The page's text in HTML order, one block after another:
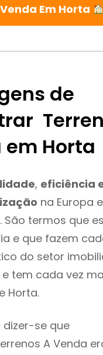
Venda Em Horta
de
Horta
, eficiência
na Europa
São termos que
e que fazem
do setor
tem cada vez
Horta.
se que
A Venda